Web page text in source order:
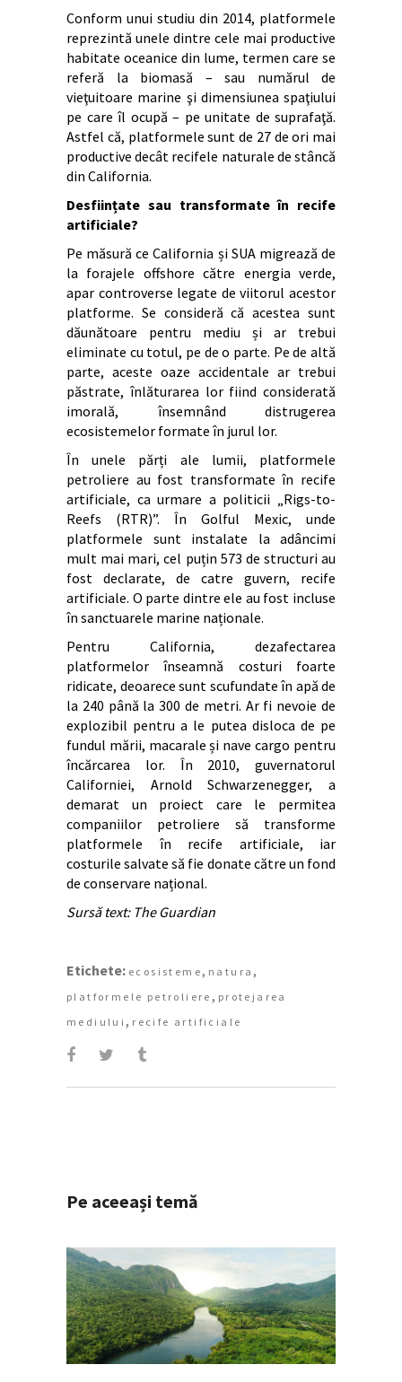
Conform unui studiu din 2014, platformele
reprezintă unele dintre cele mai productive
habitate oceanice din lume, termen care se
referă la biomasă – sau numărul de
vieţuitoare marine şi dimensiunea spaţiului
pe care îl ocupă – pe unitate de suprafaţă.
Astfel că, platformele sunt de 27 de ori mai
productive decât recifele naturale de stâncă
din California.
Desființate sau transformate în recife
artificiale?
Pe măsură ce California și SUA migrează de
la forajele offshore către energia verde,
apar controverse legate de viitorul acestor
platforme. Se consideră că acestea sunt
dăunătoare pentru mediu și ar trebui
eliminate cu totul, pe de o parte. Pe de altă
parte, aceste oaze accidentale ar trebui
păstrate, înlăturarea lor fiind considerată
imorală, însemnând distrugerea
ecosistemelor formate în jurul lor.
În unele părți ale lumii, platformele
petroliere au fost transformate în recife
artificiale, ca urmare a politicii „Rigs-to-
Reefs (RTR)”. În Golful Mexic, unde
platformele sunt instalate la adâncimi
mult mai mari, cel puțin 573 de structuri au
fost declarate, de catre guvern, recife
artificiale. O parte dintre ele au fost incluse
în sanctuarele marine naționale.
Pentru California, dezafectarea
platformelor înseamnă costuri foarte
ridicate, deoarece sunt scufundate în apă de
la 240 până la 300 de metri. Ar fi nevoie de
explozibil pentru a le putea disloca de pe
fundul mării, macarale și nave cargo pentru
încărcarea lor. În 2010, guvernatorul
Californiei, Arnold Schwarzenegger, a
demarat un proiect care le permitea
companiilor petroliere să transforme
platformele în recife artificiale, iar
costurile salvate să fie donate către un fond
de conservare național.
Sursă text: The Guardian
Etichete: ecosisteme, natura,
platformele petroliere , protejarea
mediului, recife artificiale
Pe aceeași temă